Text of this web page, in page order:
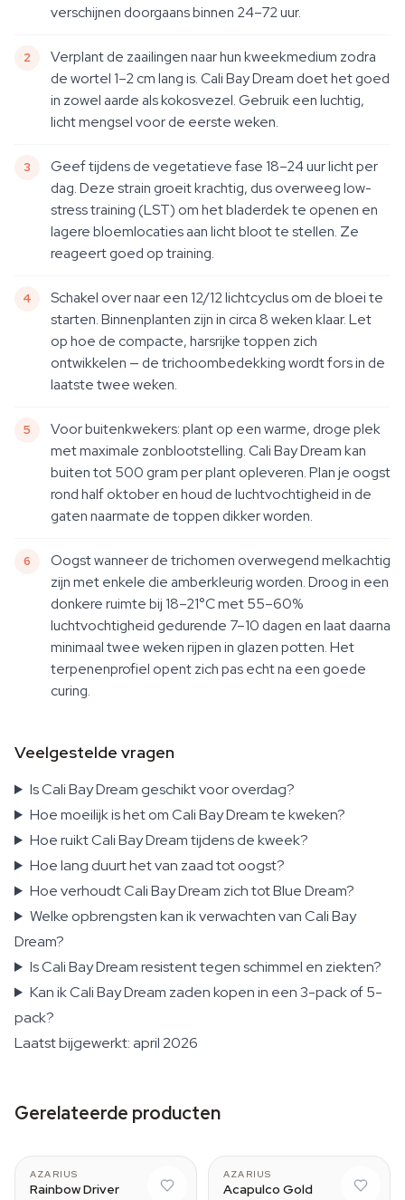
verschijnen doorgaans binnen 24–72 uur.
Verplant de zaailingen naar hun kweekmedium zodra
de wortel 1–2 cm lang is. Cali Bay Dream doet het goed
in zowel aarde als kokosvezel. Gebruik een luchtig,
licht mengsel voor de eerste weken.
Geef tijdens de vegetatieve fase 18–24 uur licht per
dag. Deze strain groeit krachtig, dus overweeg low-
stress training (LST) om het bladerdek te openen en
lagere bloemlocaties aan licht bloot te stellen. Ze
reageert goed op training.
Schakel over naar een 12/12 lichtcyclus om de bloei te
starten. Binnenplanten zijn in circa 8 weken klaar. Let
op hoe de compacte, harsrijke toppen zich
ontwikkelen — de trichoombedekking wordt fors in de
laatste twee weken.
Voor buitenkwekers: plant op een warme, droge plek
met maximale zonblootstelling. Cali Bay Dream kan
buiten tot 500 gram per plant opleveren. Plan je oogst
rond half oktober en houd de luchtvochtigheid in de
gaten naarmate de toppen dikker worden.
Oogst wanneer de trichomen overwegend melkachtig
zijn met enkele die amberkleurig worden. Droog in een
donkere ruimte bij 18–21°C met 55–60%
luchtvochtigheid gedurende 7–10 dagen en laat daarna
minimaal twee weken rijpen in glazen potten. Het
terpenenprofiel opent zich pas echt na een goede
curing.
Veelgestelde vragen
Is Cali Bay Dream geschikt voor overdag?
Hoe moeilijk is het om Cali Bay Dream te kweken?
Hoe ruikt Cali Bay Dream tijdens de kweek?
Hoe lang duurt het van zaad tot oogst?
Hoe verhoudt Cali Bay Dream zich tot Blue Dream?
Welke opbrengsten kan ik verwachten van Cali Bay
Dream?
Is Cali Bay Dream resistent tegen schimmel en ziekten?
Kan ik Cali Bay Dream zaden kopen in een 3-pack of 5-
pack?
Laatst bijgewerkt: april 2026
Gerelateerde producten
AZARIUS
Rainbow Driver
AZARIUS
Acapulco Gold